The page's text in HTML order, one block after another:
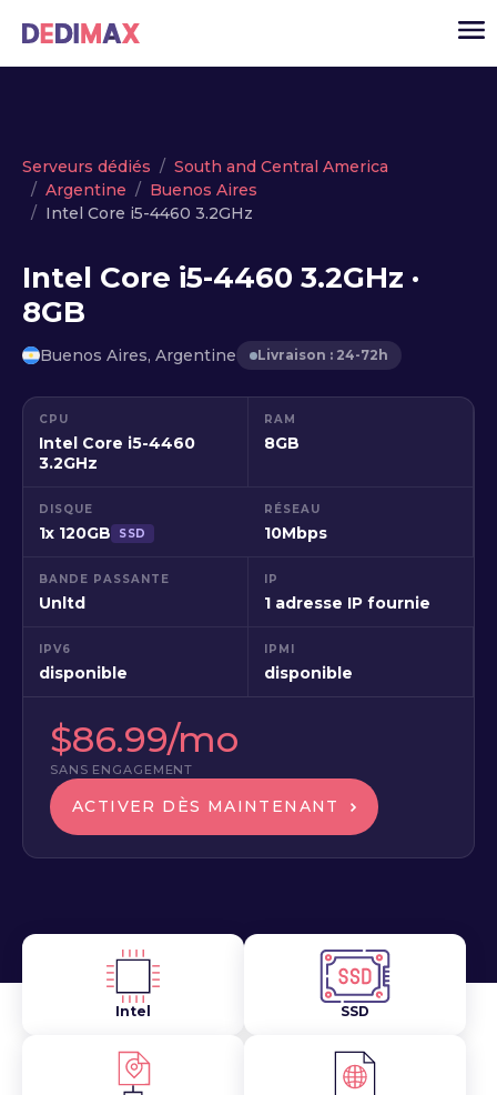
Cloud serveur
Solutions
Actualité
Serveurs dédiés
South and Central America
Argentine
Buenos Aires
Intel Core i5-4460 3.2GHz
Intel Core i5-4460 3.2GHz ·
8GB
Buenos Aires, Argentine Livraison : 24-72h
CPU
Intel Core i5-4460
3.2GHz
RAM
8GB
DISQUE
1x 120GB SSD
RÉSEAU
10Mbps
BANDE PASSANTE
Unltd
IP
1 adresse IP fournie
IPV6
disponible
IPMI
disponible
$86.99/mo
SANS ENGAGEMENT
ACTIVER DÈS MAINTENANT
Intel SSD